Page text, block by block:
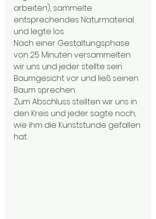
arbeiten), sammelte
entsprechendes Naturmaterial
und legte los.
Nach einer Gestaltungsphase
von 25 Minuten versammelten
wir uns und jeder stellte sein
Baumgesicht vor und ließ seinen
Baum sprechen.
Zum Abschluss stellten wir uns in
den Kreis und jeder sagte noch,
wie ihm die Kunststunde gefallen
hat.